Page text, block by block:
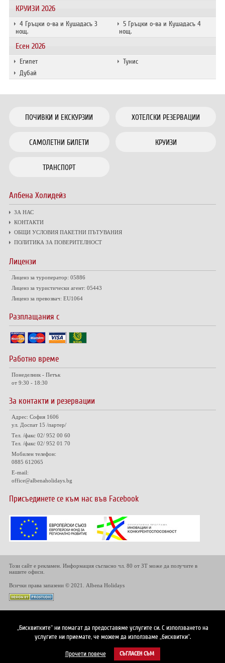
КРУИЗИ 2026
4 Гръцки о-ва и Кушадасъ 3
нощ.
5 Гръцки о-ва и Кушадасъ 4
нощ.
Есен 2026
Египет
Тунис
Дубай
ПОЧИВКИ И ЕКСКУРЗИИ ХОТЕЛСКИ РЕЗЕРВАЦИИ
САМОЛЕТНИ БИЛЕТИ КРУИЗИ
ТРАНСПОРТ
Албена Холидейз
ЗА НАС
КОНТАКТИ
ОБЩИ УСЛОВИЯ ПАКЕТНИ ПЪТУВАНИЯ
ПОЛИТИКА ЗА ПОВЕРИТЕЛНОСТ
Лицензи
Лиценз за туроператор: 05886
Лиценз за туристически агент: 05443
Лиценз за превозвач: EU1064
Разплащания с
Работно време
Понеделник - Петък
от 9:30 - 18:30
За контакти и резервации
Адрес: София 1606
ул. Доспат 15 /партер/
Тел. /факс 02/ 952 00 60
Тел. /факс 02/ 952 01 70
Мобилен телефон:
0885 612065
E-mail:
office@albenaholidays.bg
Присъединете се към нас във Facebook
Този сайт е рекламен. Информация съгласно чл. 80 от ЗТ може да получите в
нашите офиси.
Всички права запазени © 2021. Albena Holidays
„Бисквитките“ ни помагат да предоставяме услугите си. С използването на
услугите ни приемате, че можем да използваме „бисквитки“.
Прочети повече СЪГЛАСЕН СЪМ